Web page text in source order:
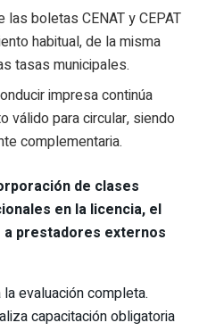
boletas CENAT y CEPAT
habitual, de la misma
tasas municipales.
impresa continúa
válido para circular, siendo
complementaria.
de clases
en la licencia, el
prestadores externos
evaluación completa.
capacitación obligatoria